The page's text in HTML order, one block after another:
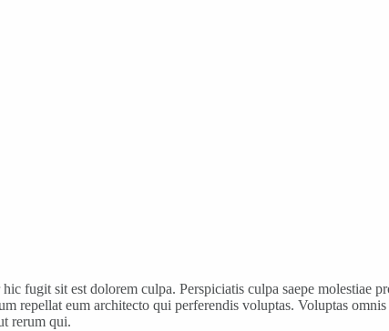
fugit sit est dolorem culpa. Perspiciatis culpa saepe
repellat eum architecto qui perferendis voluptas. Voluptas
rerum qui.